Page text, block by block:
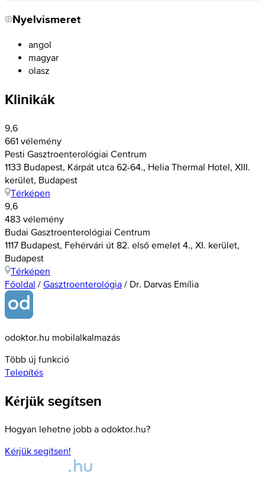
Nyelvismeret
angol
magyar
olasz
Klinikák
9,6
661 vélemény
Pesti Gasztroenterológiai Centrum
1133 Budapest, Kárpát utca 62-64., Helia Thermal Hotel, XIII.
kerület, Budapest
Térképen
9,6
483 vélemény
Budai Gasztroenterológiai Centrum
1117 Budapest, Fehérvári út 82. első emelet 4., XI. kerület,
Budapest
Térképen
Főoldal / Gasztroenterológia / Dr. Darvas Emília
odoktor.hu mobilalkalmazás
Több új funkció
Telepítés
Kérjük segítsen
Hogyan lehetne jobb a odoktor.hu?
Kérjük segítsen!